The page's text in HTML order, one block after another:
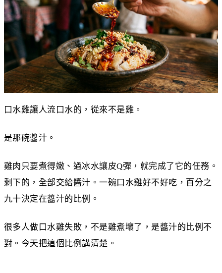
口水雞讓人流口水的，從來不是雞。
是那碗醬汁。
雞肉只要煮得嫩、過冰水讓皮Q彈，就完成了它的任務。
剩下的，全部交給醬汁。一碗口水雞好不好吃，百分之
九十決定在醬汁的比例。
很多人做口水雞失敗，不是雞煮壞了，是醬汁的比例不
對。今天把這個比例講清楚。